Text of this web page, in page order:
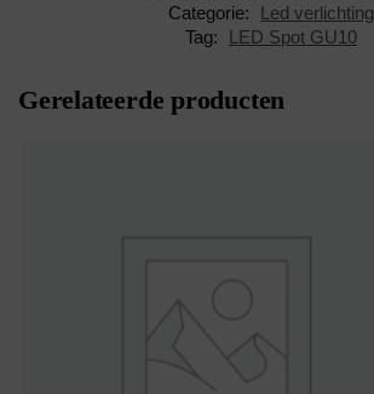
Categorie:
Led verlichting
Tag:
LED Spot GU10
Gerelateerde producten